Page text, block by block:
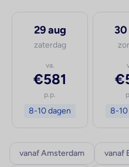
29 aug
zaterdag
va.
€581
p.p.
8-10 dagen 8-10
vanaf Amsterdam vanaf